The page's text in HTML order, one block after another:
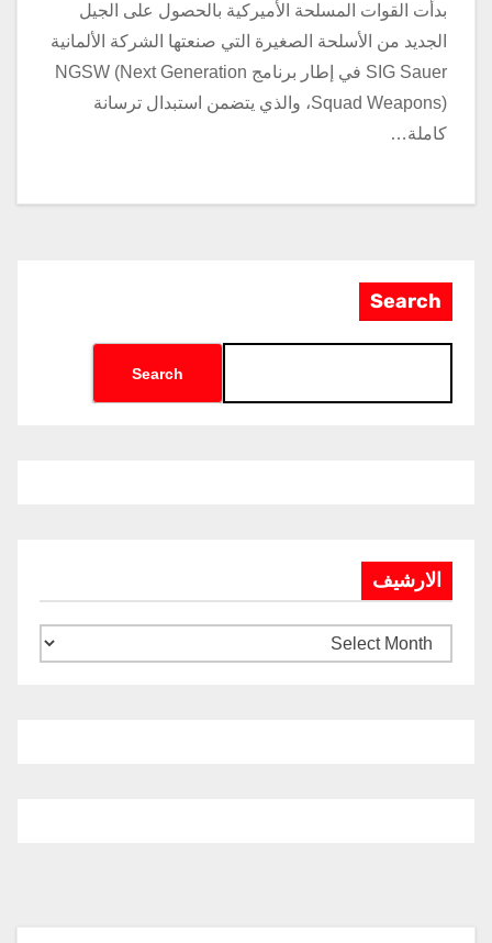
بدأت القوات المسلحة الأميركية بالحصول على الجيل
الجديد من الأسلحة الصغيرة التي صنعتها الشركة الألمانية
SIG Sauer في إطار برنامج NGSW (Next Generation
Squad Weapons)، والذي يتضمن استبدال ترسانة
كاملة…
Search
Search
الارشيف